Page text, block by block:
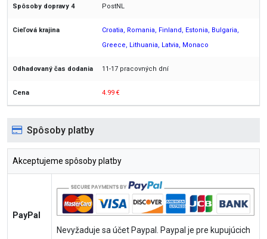
PostNL
Croatia, Romania, Finland, Estonia, Bulgaria,
Greece, Lithuania, Latvia, Monaco
11-17 pracovných dní
4.99 €
Spôsoby platby
Akceptujeme spôsoby platby
PayPal
Nevyžaduje sa účet Paypal. Paypal je pre kupujúcich